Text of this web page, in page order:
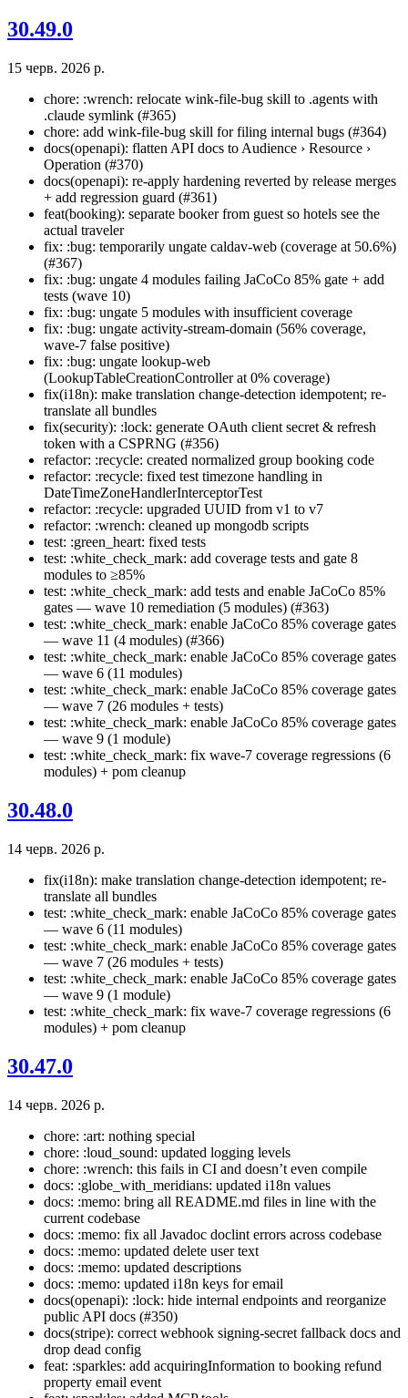
30.49.0
15 черв. 2026 р.
chore: :wrench: relocate wink-file-bug skill to .agents with
.claude symlink (#365)
chore: add wink-file-bug skill for filing internal bugs (#364)
docs(openapi): flatten API docs to Audience › Resource ›
Operation (#370)
docs(openapi): re-apply hardening reverted by release merges
+ add regression guard (#361)
feat(booking): separate booker from guest so hotels see the
actual traveler
fix: :bug: temporarily ungate caldav-web (coverage at 50.6%)
(#367)
fix: :bug: ungate 4 modules failing JaCoCo 85% gate + add
tests (wave 10)
fix: :bug: ungate 5 modules with insufficient coverage
fix: :bug: ungate activity-stream-domain (56% coverage,
wave-7 false positive)
fix: :bug: ungate lookup-web
(LookupTableCreationController at 0% coverage)
fix(i18n): make translation change-detection idempotent; re-
translate all bundles
fix(security): :lock: generate OAuth client secret & refresh
token with a CSPRNG (#356)
refactor: :recycle: created normalized group booking code
refactor: :recycle: fixed test timezone handling in
DateTimeZoneHandlerInterceptorTest
refactor: :recycle: upgraded UUID from v1 to v7
refactor: :wrench: cleaned up mongodb scripts
test: :green_heart: fixed tests
test: :white_check_mark: add coverage tests and gate 8
modules to ≥85%
test: :white_check_mark: add tests and enable JaCoCo 85%
gates — wave 10 remediation (5 modules) (#363)
test: :white_check_mark: enable JaCoCo 85% coverage gates
— wave 11 (4 modules) (#366)
test: :white_check_mark: enable JaCoCo 85% coverage gates
— wave 6 (11 modules)
test: :white_check_mark: enable JaCoCo 85% coverage gates
— wave 7 (26 modules + tests)
test: :white_check_mark: enable JaCoCo 85% coverage gates
— wave 9 (1 module)
test: :white_check_mark: fix wave-7 coverage regressions (6
modules) + pom cleanup
30.48.0
14 черв. 2026 р.
fix(i18n): make translation change-detection idempotent; re-
translate all bundles
test: :white_check_mark: enable JaCoCo 85% coverage gates
— wave 6 (11 modules)
test: :white_check_mark: enable JaCoCo 85% coverage gates
— wave 7 (26 modules + tests)
test: :white_check_mark: enable JaCoCo 85% coverage gates
— wave 9 (1 module)
test: :white_check_mark: fix wave-7 coverage regressions (6
modules) + pom cleanup
30.47.0
14 черв. 2026 р.
chore: :art: nothing special
chore: :loud_sound: updated logging levels
chore: :wrench: this fails in CI and doesn’t even compile
docs: :globe_with_meridians: updated i18n values
docs: :memo: bring all README.md files in line with the
current codebase
docs: :memo: fix all Javadoc doclint errors across codebase
docs: :memo: updated delete user text
docs: :memo: updated descriptions
docs: :memo: updated i18n keys for email
docs(openapi): :lock: hide internal endpoints and reorganize
public API docs (#350)
docs(stripe): correct webhook signing-secret fallback docs and
drop dead config
feat: :sparkles: add acquiringInformation to booking refund
property email event